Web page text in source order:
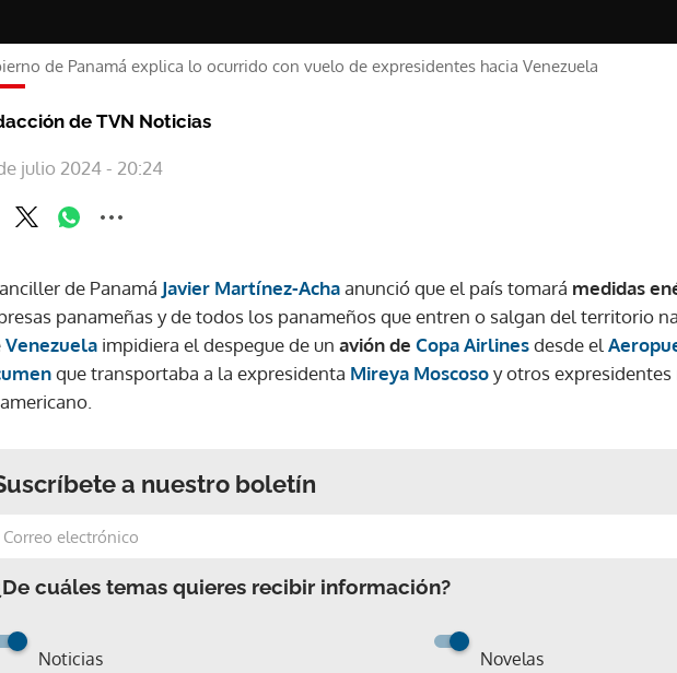
de Panamá explica lo ocurrido con vuelo de expresidentes hacia Venezuela
de TVN Noticias
julio 2024 - 20:24
de Panamá Javier Martínez-Achaanunció que el país tomará medidas
panameñas y de todos los panameños que entren o salgan del territorio
Venezuela impidiera el despegue de un avión de Copa Airlinesdesde el
que transportaba a la expresidenta Mireya Moscosoy otros
a nuestro boletín
cuáles temas quieres recibir información?
Noticias Novelas
Gracias por suscribirte a nuestro boletín.
ACEPTAR